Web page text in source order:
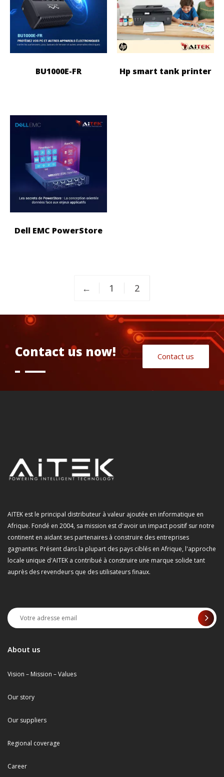
BU1000E-FR Hp smart tank printer
Dell EMC PowerStore
← 1 2
Contact us now! Contact us
AITEK est le principal distributeur à valeur ajoutée en informatique en
Afrique. Fondé en 2004, sa mission est d'avoir un impact positif sur notre
continent en aidant ses partenaires à construire des entreprises
gagnantes. Présent dans la plupart des pays ciblés en Afrique, l'approche
locale unique d'AITEK a contribué à construire une marque solide tant
auprès des revendeurs que des utilisateurs finaux.
About us
Vision – Mission – Values
Our story
Our suppliers
Regional coverage
Career